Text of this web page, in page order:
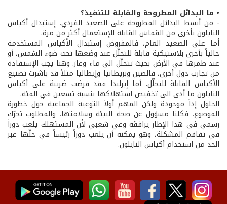
• ما البدائل المطروحة والقابلة للتنفيذ؟
- من أبسط البدائل المطروحة على الصعيد الفردي، إستبدال أكياس
النايلون بأخرى من القماش القابلة للإستعمال أكثر من مرة.
أما على الصعيد العام، فالمفروض إستبدال الأكياس المستخدمة
حالياً بأخرى بلاستيكية قابلة للتحلّل عند وضعها تحت ضوء الشمس، أو
عند طمرها في الأرض بحيث تتحلّل الى ماء وغاز. وهنا يجب الإستفادة
من تجارب دول أخرى، فالصين وبريطانيا وإيطاليا مثلاً قد باشرت تصنيع
الأكياس القابلة للتحلّل. أما إيرلندا فقد فرضت ضريبة على أكياس
النايلون ما أدى الى تخفيض استهلاكها بنسبة تسعين في المئة.
الحلول إذاً موجودة ولكن المهم أولاً التوعية الجماعية حول خطورة
الموضوع، فكلنا مسؤول عن صحة البيئة وسلامتها، والمطلوب تحرّك
رسمي في هذا الإطار يرافقه وعي شعبي لأن المستهلك يلعب دوراً
في تفاقم المشكلة، وهو يمكنه أن يلعب دوراً رئيساً في حلّها عبر
الحد من استخدام أكياس النايلون.